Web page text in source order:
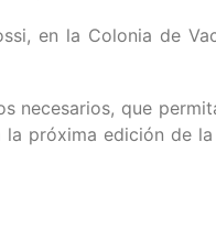
en la Colonia de
necesarios, que
próxima edición de